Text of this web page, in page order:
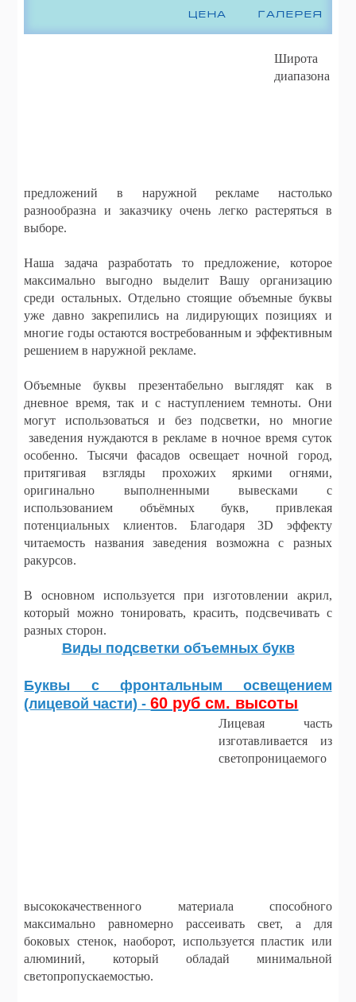
ЦЕНА ГАЛЕРЕЯ
Широта
диапазона
предложений в наружной рекламе настолько
разнообразна и заказчику очень легко растеряться в
выборе.
Наша задача разработать то предложение, которое
максимально выгодно выделит Вашу организацию
среди остальных. Отдельно стоящие объемные буквы
уже давно закрепились на лидирующих позициях и
многие годы остаются востребованным и эффективным
решением в наружной рекламе.
Объемные буквы презентабельно выглядят как в
дневное время, так и с наступлением темноты. Они
могут использоваться и без подсветки, но многие
заведения нуждаются в рекламе в ночное время суток
особенно. Тысячи фасадов освещает ночной город,
притягивая взгляды прохожих яркими огнями,
оригинально выполненными вывесками с
использованием объёмных букв, привлекая
потенциальных клиентов. Благодаря 3D эффекту
читаемость названия заведения возможна с разных
ракурсов.
В основном используется при изготовлении акрил,
который можно тонировать, красить, подсвечивать с
разных сторон.
Виды подсветки объемных букв
Буквы с фронтальным освещением
(лицевой части) -60 руб см. высоты
Лицевая часть
изготавливается из
светопроницаемого
высококачественного материала способного
максимально равномерно рассеивать свет, а для
боковых стенок, наоборот, используется пластик или
алюминий, который обладай минимальной
светопропускаемостью.